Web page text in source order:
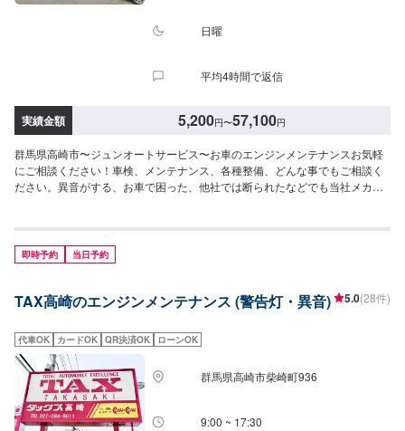
日曜
平均4時間で返信
実績金額 5,200円〜57,100円
群馬県高崎市〜ジュンオートサービス〜お車のエンジンメンテナンスお気軽
にご相談ください！車検、メンテナンス、各種整備、どんな事でもご相談く
ださい。異音がする、お車で困った、他社では断られたなどでも当社メカニ
ス！✅お客様に応じた提案！✅コンピュータ診断機完備！まずはお気軽にご相
談ください。【1】オファーにてお問い合わせ【2】お見積り【3】お見積り
にご納得いただければ作業開始【4】仕上がり次第納車-----ご来店時の注意、
前の空いているスペースに駐車してください。受付はスタッフへ「メンテモ
間】定休日：日・月曜日の祝日受付時間：9:00~18:00
即時予約 当日予約
TAX高崎のエンジンメンテナンス (警告灯・異音) 5.0(28件)
代車OK カードOK QR決済OK ローンOK
群馬県高崎市柴崎町936
9:00 ~ 17:30